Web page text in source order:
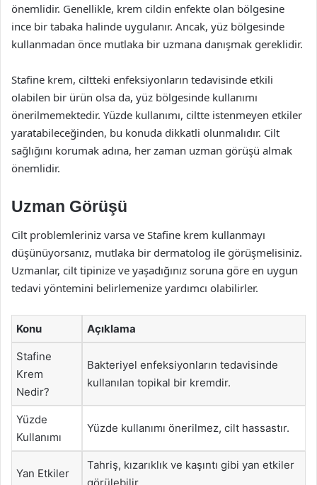
önemlidir. Genellikle, krem cildin enfekte olan bölgesine
ince bir tabaka halinde uygulanır. Ancak, yüz bölgesinde
kullanmadan önce mutlaka bir uzmana danışmak gereklidir.
Stafine krem, ciltteki enfeksiyonların tedavisinde etkili
olabilen bir ürün olsa da, yüz bölgesinde kullanımı
önerilmemektedir. Yüzde kullanımı, ciltte istenmeyen etkiler
yaratabileceğinden, bu konuda dikkatli olunmalıdır. Cilt
sağlığını korumak adına, her zaman uzman görüşü almak
önemlidir.
Uzman Görüşü
Cilt problemleriniz varsa ve Stafine krem kullanmayı
düşünüyorsanız, mutlaka bir dermatolog ile görüşmelisiniz.
Uzmanlar, cilt tipinize ve yaşadığınız soruna göre en uygun
tedavi yöntemini belirlemenize yardımcı olabilirler.
Konu Açıklama
Stafine
Krem
Nedir?
Bakteriyel enfeksiyonların tedavisinde
kullanılan topikal bir kremdir.
Yüzde
Kullanımı
Yüzde kullanımı önerilmez, cilt hassastır.
Yan Etkiler
Tahriş, kızarıklık ve kaşıntı gibi yan etkiler
görülebilir.